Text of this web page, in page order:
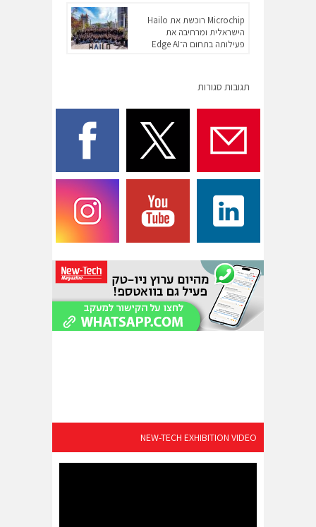
Microchip רוכשת את Hailo
הישראלית ומרחיבה את
פעילותה בתחום ה־Edge AI
תגובות סגורות
NEW-TECH EXHIBITION VIDEO